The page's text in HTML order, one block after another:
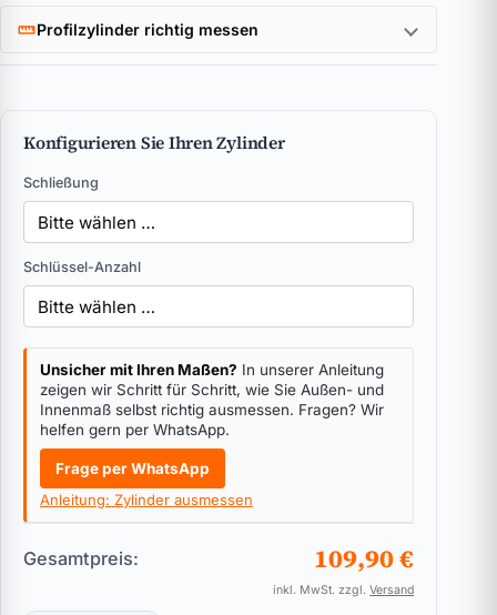
Profilzylinder richtig messen
Konfigurieren Sie Ihren Zylinder
Schließung
Schlüssel-Anzahl
Unsicher mit Ihren Maßen? In unserer Anleitung
zeigen wir Schritt für Schritt, wie Sie Außen- und
Innenmaß selbst richtig ausmessen. Fragen? Wir
helfen gern per WhatsApp.
Frage per WhatsApp
Anleitung: Zylinder ausmessen
Gesamtpreis: 109,90 €
inkl. MwSt. zzgl.Versand